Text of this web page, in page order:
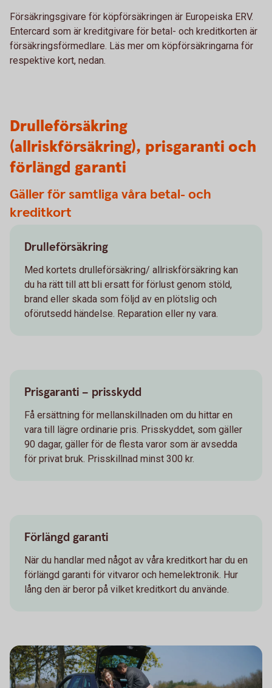
Försäkringsgivare för köpförsäkringen är Europeiska ERV.
Entercard som är kreditgivare för betal- och kreditkorten är
försäkringsförmedlare. Läs mer om köpförsäkringarna för
respektive kort, nedan.
Drulleförsäkring
(allriskförsäkring), prisgaranti och
förlängd garanti
Gäller för samtliga våra betal- och
kreditkort
Drulleförsäkring
Med kortets drulleförsäkring/ allriskförsäkring kan
du ha rätt till att bli ersatt för förlust genom stöld,
brand eller skada som följd av en plötslig och
oförutsedd händelse. Reparation eller ny vara.
Prisgaranti – prisskydd
Få ersättning för mellanskillnaden om du hittar en
vara till lägre ordinarie pris. Prisskyddet, som gäller
90 dagar, gäller för de flesta varor som är avsedda
för privat bruk. Prisskillnad minst 300 kr.
Förlängd garanti
När du handlar med något av våra kreditkort har du en
förlängd garanti för vitvaror och hemelektronik. Hur
lång den är beror på vilket kreditkort du använde.